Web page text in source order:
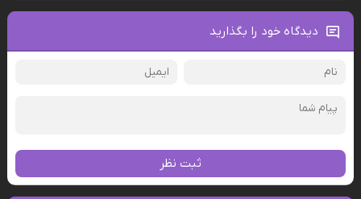
دیدگاه خود را بگذارید
ثبت نظر